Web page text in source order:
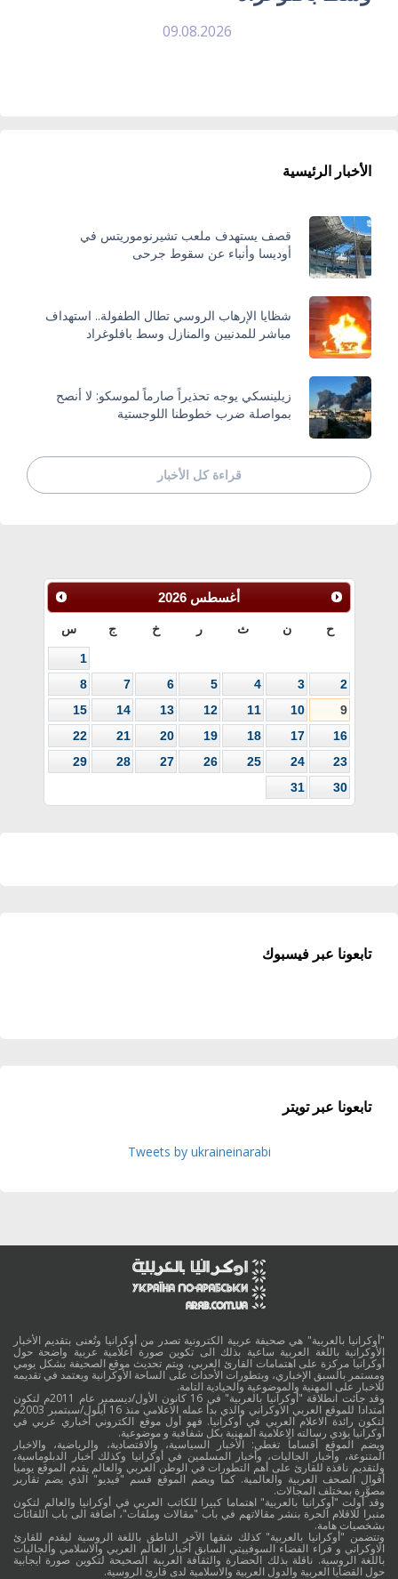
09.08.2026
الأخبار الرئيسية
قصف يستهدف ملعب تشيرنوموريتس في
أوديسا وأنباء عن سقوط جرحى
شظايا الإرهاب الروسي تطال الطفولة.. استهداف
مباشر للمدنيين والمنازل وسط بافلوغراد
زيلينسكي يوجه تحذيراً صارماً لموسكو: لا أنصح
بمواصلة ضرب خطوطنا اللوجستية
قراءة كل الأخبار
أغسطس 2026
ح ن ث ر خ ج س
1
2
3
4
5
6
7
8
9
10
11
12
13
14
15
16
17
18
19
20
21
22
23
24
25
26
27
28
29
30
31
تابعونا عبر فيسبوك
تابعونا عبر تويتر
Tweets by ukraineinarabi
"أوكرانيا بالعربية" هي صحيفة عربية الكترونية تصدر من أوكرانيا وتُعنى بتقديم الأخبار
الأوكرانية باللغة العربية ساعية بذلك الى تكوين صورة اعلامية عربية واضحة حول
أوكرانيا مركزة على اهتمامات القارئ العربي، ويتم تحديث موقع الصحيفة بشكل يومي
ومستمر بالسبق الإخباري، وبتطورات الأحداث على الساحة الأوكرانية ويعتمد في تقديمه
للاخبار على المهنية والموضوعية والحيادية التامة.
وقد جائت انطلاقة "أوكرانيا بالعربية" في 16 كانون الأول/ديسمبر عام 2011م لتكون
امتدادا للموقع العربي الاوكراني والذي بدأ عمله الاعلامي منذ 16 أيلول/سبتمبر 2003م
لتكون رائدة الاعلام العربي في أوكرانيا. فهو أول موقع الكتروني أخباري عربي في
أوكرانيا يؤدي رسالته الاعلامية المهنية بكل شفافية و موضوعية.
ويضم الموقع أقساماً تغطي: الأخبار السياسية، والاقتصادية، والرياضية، والاخبار
المتنوعة، وأخبار الجاليات، وأخبار المسلمين في أوكرانيا وكذلك أخبار الدبلوماسية،
ولتقديم نافذة للقارئ على أهم التطورات في الوطن العربي والعالم يقدم الموقع يوميا
أقوال الصحف العربية والعالمية. كما ويضم الموقع قسم "فيديو" الذي يضم تقارير
مصوَّرة بمختلف المجالات.
وقد أولت "أوكرانيا بالعربية" اهتماما كبيرا للكاتب العربي في أوكرانيا والعالم لتكون
منبرا للاقلام الحرة بنشر مقالاتهم في باب "مقالات وملفات"، اضافة الى باب اللقائات
بشخصيات هامة.
وتتضمن "أوكرانيا بالعربية" كذلك شقها الآخر الناطق باللغة الروسية ليقدم للقارئ
الاوكراني و قراء الفضاء السوفييتي السابق أخبار العالم العربي والاسلامي والجاليات
باللغة الروسية. ناقلة بذلك الحضارة والثقافة العربية الصحيحة لتكوين صورة ايجابية
حول القضايا العربية والدول العربية والاسلامية لدى قارئ الروسية.